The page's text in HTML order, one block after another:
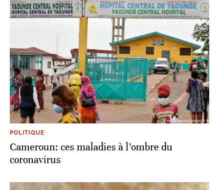
POLITIQUE
Cameroun: ces maladies à l’ombre du
coronavirus